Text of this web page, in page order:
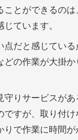
ことができるのは
ています。
点だと感じている
どの作業が大掛か
守りサービスがあ
ですが、取り付け
りで作業に時間が